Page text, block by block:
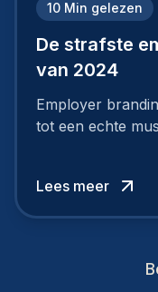
10 Min gelezen
De strafste
van 2024
Employer
tot een echte
Lees meer